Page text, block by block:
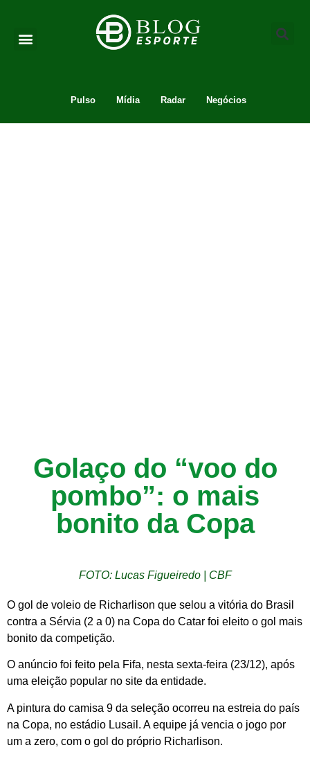
Pulso Mídia Radar Negócios
Golaço do “voo do
pombo”: o mais
bonito da Copa
FOTO: Lucas Figueiredo | CBF
O gol de voleio de Richarlison que selou a vitória do Brasil
contra a Sérvia (2 a 0) na Copa do Catar foi eleito o gol mais
bonito da competição.
O anúncio foi feito pela Fifa, nesta sexta-feira (23/12), após
uma eleição popular no site da entidade.
A pintura do camisa 9 da seleção ocorreu na estreia do país
na Copa, no estádio Lusail. A equipe já vencia o jogo por
um a zero, com o gol do próprio Richarlison.